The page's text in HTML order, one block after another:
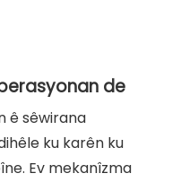
de
ê sêwirana
ku karên ku
Ev mekanîzma